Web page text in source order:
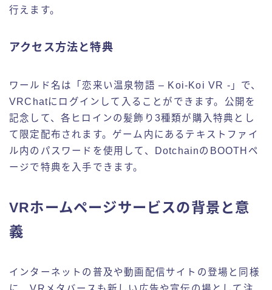
行えます。
アクセス方法と特典
ワールド名は「恋来い温泉物語 – Koi-Koi VR -」で、
VRChatにログインして入ることができます。公開を
記念して、各ヒロインの髪飾り3種類が購入特典とし
て限定配布されます。ゲーム内にあるテキストファイ
ル内のパスワードを使用して、DotchainのBOOTHペ
ージで特典を入手できます。
VRホームページサービスの背景と意
義
インターネットの普及や動画配信サイトの登場と同様